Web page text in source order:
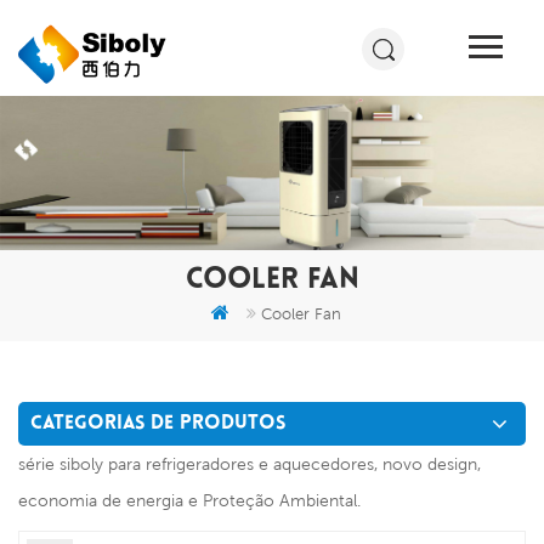
COOLER FAN
Cooler Fan
CATEGORIAS DE PRODUTOS
série siboly para refrigeradores e aquecedores, novo design,
economia de energia e Proteção Ambiental.